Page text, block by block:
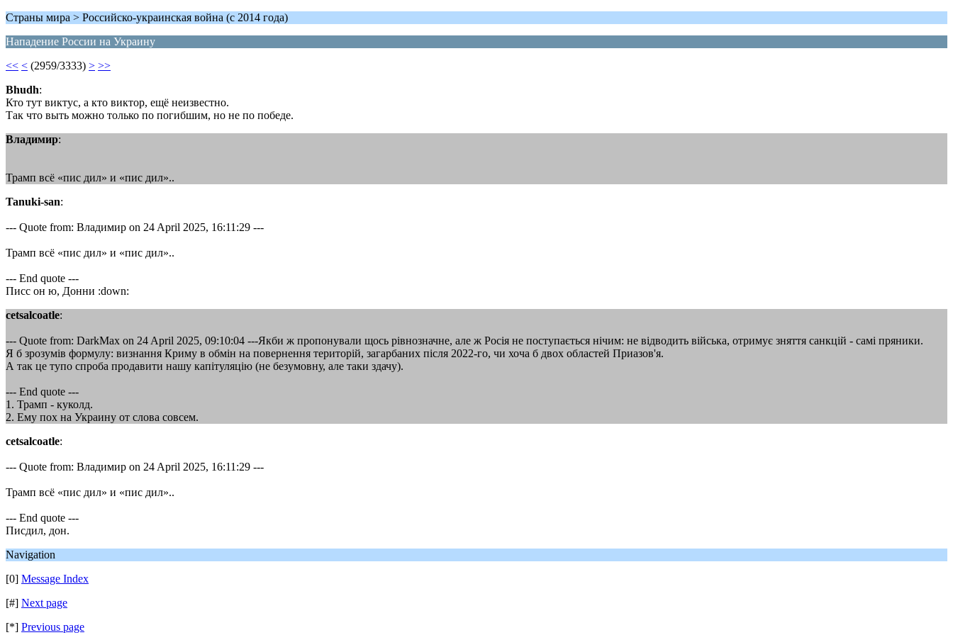
Страны мира > Российско-украинская война (с 2014 года)
Нападение России на Украину
<< < (2959/3333) > >>
Bhudh:
Кто тут виктус, а кто виктор, ещё неизвестно.
Так что выть можно только по погибшим, но не по победе.
Владимир:
Трамп всё «пис дил» и «пис дил»..
Tanuki-san:
--- Quote from: Владимир on 24 April 2025, 16:11:29 ---
Трамп всё «пис дил» и «пис дил»..
--- End quote ---
Писс он ю, Донни :down:
cetsalcoatle:
--- Quote from: DarkMax on 24 April 2025, 09:10:04 ---Якби ж пропонували щось рівнозначне, але ж Росія не поступається нічим: не відводить війська, отримує зняття санкцій - самі пряники.
Я б зрозумів формулу: визнання Криму в обмін на повернення територій, загарбаних після 2022-го, чи хоча б двох областей Приазов'я.
А так це тупо спроба продавити нашу капітуляцію (не безумовну, але таки здачу).
--- End quote ---
1. Трамп - куколд.
2. Ему пох на Украину от слова совсем.
cetsalcoatle:
--- Quote from: Владимир on 24 April 2025, 16:11:29 ---
Трамп всё «пис дил» и «пис дил»..
--- End quote ---
Писдил, дон.
Navigation
[0] Message Index
[#] Next page
[*] Previous page